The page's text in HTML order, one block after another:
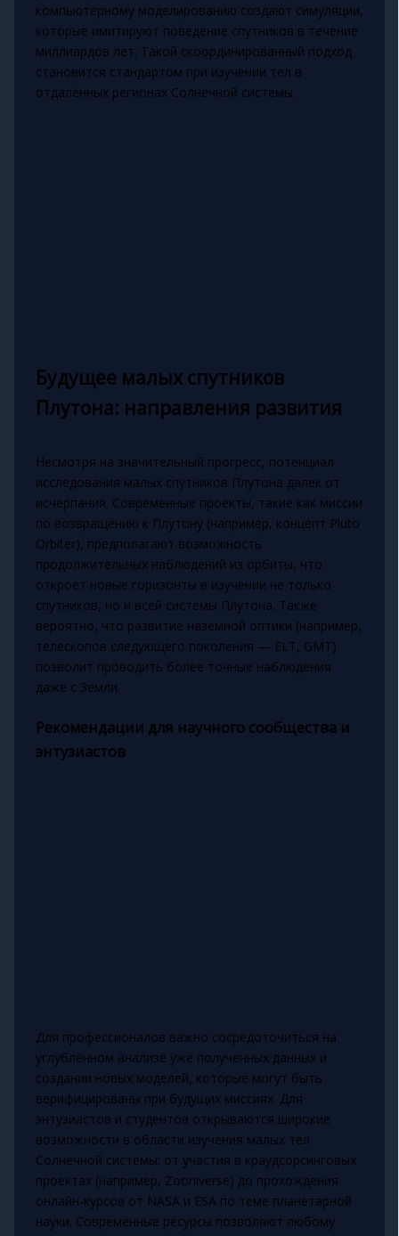
компьютерному моделированию создают симуляции,
которые имитируют поведение спутников в течение
миллиардов лет. Такой скоординированный подход
становится стандартом при изучении тел в
отдалённых регионах Солнечной системы.
Будущее малых спутников
Плутона: направления развития
Несмотря на значительный прогресс, потенциал
исследования малых спутников Плутона далек от
исчерпания. Современные проекты, такие как миссии
по возвращению к Плутону (например, концепт Pluto
Orbiter), предполагают возможность
продолжительных наблюдений из орбиты, что
откроет новые горизонты в изучении не только
спутников, но и всей системы Плутона. Также
вероятно, что развитие наземной оптики (например,
телескопов следующего поколения — ELT, GMT)
позволит проводить более точные наблюдения
даже с Земли.
Рекомендации для научного сообщества и
энтузиастов
Для профессионалов важно сосредоточиться на
углублённом анализе уже полученных данных и
создании новых моделей, которые могут быть
верифицированы при будущих миссиях. Для
энтузиастов и студентов открываются широкие
возможности в области изучения малых тел
Солнечной системы: от участия в краудсорсинговых
проектах (например, Zooniverse) до прохождения
онлайн-курсов от NASA и ESA по теме планетарной
науки. Современные ресурсы позволяют любому